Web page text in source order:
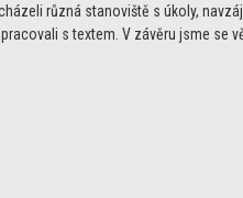
různá stanoviště s úkoly,
s textem. V závěru jsme se